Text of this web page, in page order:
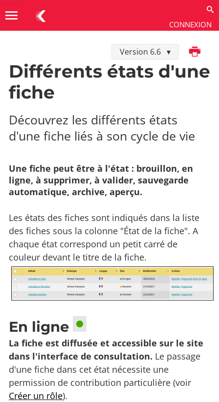
CONNEXION
menu
Version 6.6Imprimer
Gérer les fiches
Différents états d'une
fiche
Découvrez les différents états
d'une fiche liés à son cycle de vie
Une fiche peut être à l'état : brouillon, en
ligne, à supprimer, à valider, sauvegarde
automatique, archive, aperçu.
Les états des fiches sont indiqués dans la liste
des fiches sous la colonne "État de la fiche". A
chaque état correspond un petit carré de
couleur devant le titre de la fiche.
En ligne
La fiche est diffusée et accessible sur le site
dans l'interface de consultation. Le passage
d'une fiche dans cet état nécessite une
permission de contribution particulière (voir
Créer un rôle).